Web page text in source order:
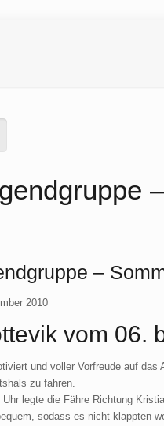
–
2010
vom 06.
und voller Vorfreude auf
zu fahren.
Uhr legte die Fähre Richtung
sodass es nicht klappten